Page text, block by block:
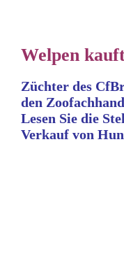
Welpen
Züchter des
den
Lesen Sie die
Verkauf von